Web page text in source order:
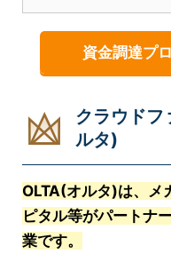
資金調達プ
クラウドフ
ルタ)
OLTA(オルタ)は、メ
ピタル等がパートナ
業です。